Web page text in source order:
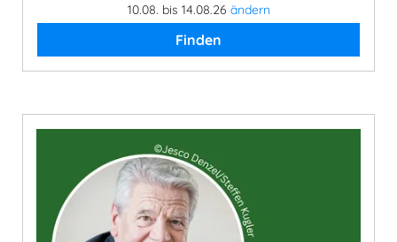
10.08. bis 14.08.26 ändern
Finden